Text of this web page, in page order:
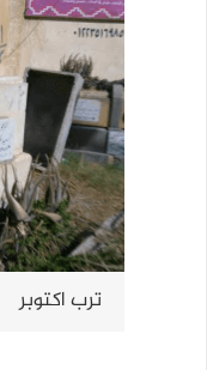
ترب اكتوبر